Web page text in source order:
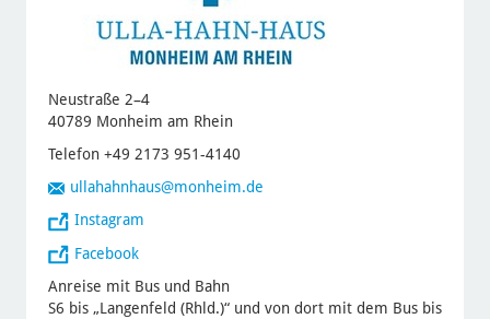
Neustraße 2–4
40789 Monheim am Rhein
Telefon +49 2173 951-4140
ullahahnhaus@monheim.de
Instagram
Facebook
Anreise mit Bus und Bahn
S6 bis „Langenfeld (Rhld.)“ und von dort mit dem Bus bis